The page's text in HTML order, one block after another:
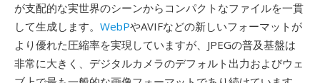
が支配的な実世界のシーンからコンパクトなファイルを一貫
して生成します。 WebPやAVIFなどの新しいフォーマットが
より優れた圧縮率を実現していますが、JPEGの普及基盤は
非常に大きく、デジタルカメラのデフォルト出力およびウェ